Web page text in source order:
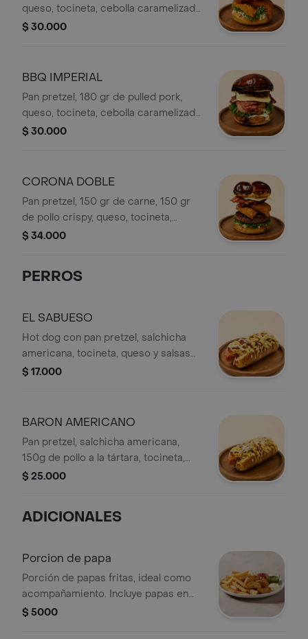
queso, tocineta, cebolla caramelizada,
lechuga y salsa de la casa.
$ 30.000
BBQ IMPERIAL
Pan pretzel, 180 gr de pulled pork,
queso, tocineta, cebolla caramelizada,
lechuga y salsa de la casa.
$ 30.000
CORONA DOBLE
Pan pretzel, 150 gr de carne, 150 gr
de pollo crispy, queso, tocineta,
cebolla caramelizada vegetales y
$ 34.000
PERROS
EL SABUESO
Hot dog con pan pretzel, salchicha
americana, tocineta, queso y salsas
de la casa.
$ 17.000
BARON AMERICANO
Pan pretzel, salchicha americana,
150g de pollo a la tártara, tocineta,
queso, salsa de la casa, papas fritas y
$ 25.000
ADICIONALES
Porcion de papa
Porción de papas fritas, ideal como
acompañamiento. Incluye papas en
gajos y salsas variadas.
$ 5000